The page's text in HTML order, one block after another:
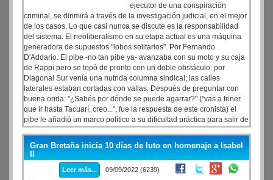
ejecutor de una conspiración
criminal, se dirimirá a través de la investigación judicial, en el mejor
de los casos. Lo que casi nunca se discute es la responsabilidad
del sistema. El neoliberalismo en su etapa actual es una máquina
generadora de supuestos "lobos solitarios". Por Fernando
D'Addario. El pibe -no tan pibe ya- avanzaba con su moto y su caja
de Rappi pero se topó de pronto con un doble obstáculo: por
Diagonal Sur venía una nutrida columna sindical; las calles
laterales estaban cortadas con vallas. Después de preguntar con
buena onda: "¿Sabés por dónde se puede agarrar?" ("vas a tener
que ir hasta Tacuarí, creo...", fue la respuesta de este cronista) el
pibe le añadió un marco político a su dificultad práctica para salir de
ahí: "yo sabía que había vagos en la Argentina, ¡pero no pensé que
fueran tantos!"
Gran Bretaña inicia 10 días de luto en homenaje a Isabel
Leer más... 09/09/2022 (6239)